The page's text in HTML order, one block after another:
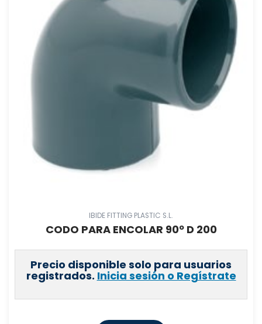
IBIDE FITTING PLASTIC S.L.
CODO PARA ENCOLAR 90º D 200
Precio disponible solo para usuarios
registrados. Inicia sesión o Regístrate